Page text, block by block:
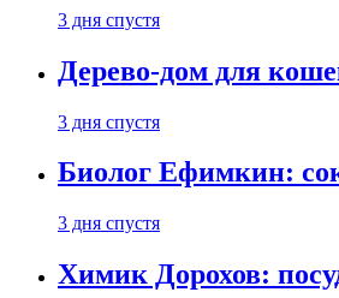
3 дня спустя
Дерево-дом для
3 дня спустя
Биолог Ефимкин:
3 дня спустя
Химик Дорохов: